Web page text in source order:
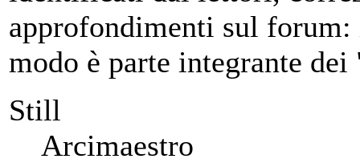
approfondimenti sul forum:
modo è parte integrante
Still
Arcimaestro